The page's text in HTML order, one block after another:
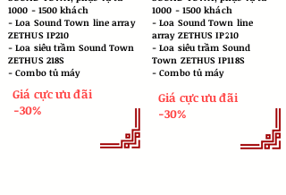
1000 - 1500 khách
​- Loa Sound Town line array
ZETHUS IP210
- Loa siêu trầm Sound Town
ZETHUS 218S
- Combo tủ máy
Giá cực ưu đãi
-30%
1000 - 1500 khách
​- Loa Sound Town line
array ZETHUS IP210
- Loa siêu trầm Sound
Town ZETHUS IP118S
- Combo tủ máy
Giá cực ưu đãi
-30%